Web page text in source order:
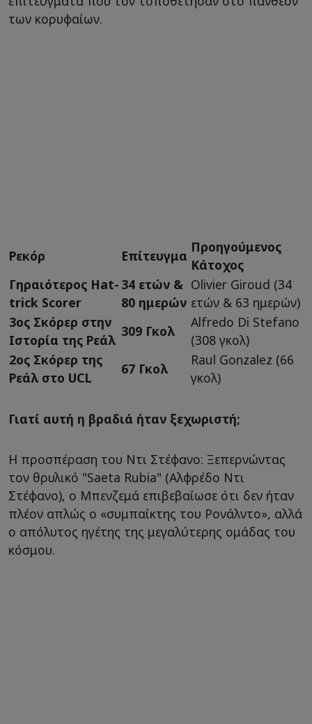
των κορυφαίων.
Ρεκόρ Επίτευγμα
Προηγούμενος
Κάτοχος
Γηραιότερος Hat-
trick Scorer
34 ετών &
80 ημερών
Olivier Giroud (34
ετών & 63 ημερών)
3ος Σκόρερ στην
Ιστορία της Ρεάλ
309 Γκολ
Alfredo Di Stefano
(308 γκολ)
2ος Σκόρερ της
Ρεάλ στο UCL
67 Γκολ
Raul Gonzalez (66
γκολ)
Γιατί αυτή η βραδιά ήταν ξεχωριστή;
Η προσπέραση του Ντι Στέφανο: Ξεπερνώντας
τον θρυλικό "Saeta Rubia" (Αλφρέδο Ντι
Στέφανο), ο Μπενζεμά επιβεβαίωσε ότι δεν ήταν
πλέον απλώς ο «συμπαίκτης του Ρονάλντο», αλλά
ο απόλυτος ηγέτης της μεγαλύτερης ομάδας του
κόσμου.